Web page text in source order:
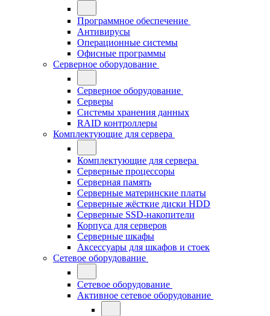
Программное обеспечение
Антивирусы
Операционные системы
Офисные программы
Серверное оборудование
Серверное оборудование
Серверы
Системы хранения данных
RAID контроллеры
Комплектующие для сервера
Комплектующие для сервера
Серверные процессоры
Серверная память
Серверные материнские платы
Серверные жёсткие диски HDD
Серверные SSD-накопители
Корпуса для серверов
Серверные шкафы
Аксессуары для шкафов и стоек
Сетевое оборудование
Сетевое оборудование
Активное сетевое оборудование